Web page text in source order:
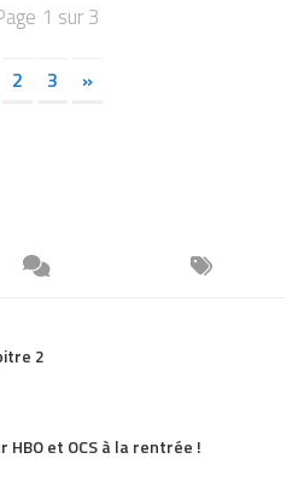
1 sur 3
2 3 »
2
et OCS à la rentrée !